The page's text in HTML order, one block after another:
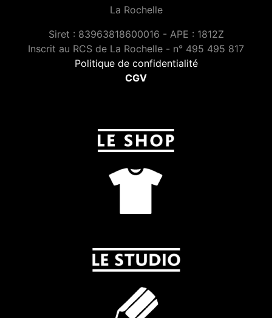
La Rochelle
Siret : 83963818600016 - APE : 1812Z
Inscrit au RCS de La Rochelle - n° 495 495 817
Politique de confidentialité
CGV